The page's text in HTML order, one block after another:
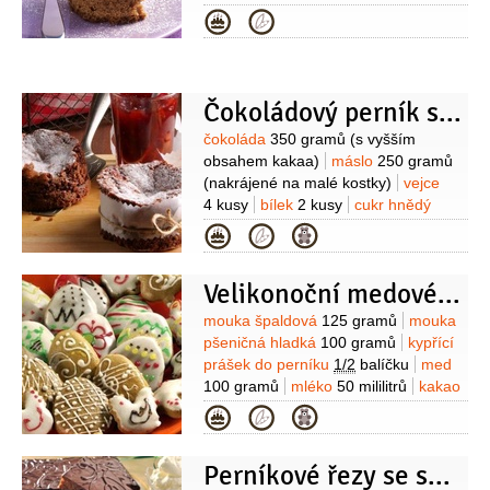
perníku1,5 balíčku
pečiva1,5 balíčku
kakao
Kategorie
Čokoládový perník s černým pivem
Suroviny
čokoláda 350 gramů (s vyšším
obsahem kakaa)
máslo 250 gramů
(nakrájené na malé kostky)
vejce
4 kusy
bílek 2 kusy
cukr hnědý
250 gramů
mouka pšeničná hladká
190 gramů
kypřící prášek do perníku
1 balení
pudinkový prášek vanilkový
1 lžíce
Kategorie
Velikonoční medové perníčky
Suroviny
mouka špaldová 125 gramů
mouka
pšeničná hladká 100 gramů
kypřící
prášek do perníku 1/2 balíčku
med
100 gramů
mléko 50 mililitrů
kakao
1,5 lžičky
vejce
2 lžíce
skořice1 lžička (mletá)
Na
1 lžíce
cukr moučkový120 gramů
Kategorie
Perníkové řezy se smetanovým přelivem